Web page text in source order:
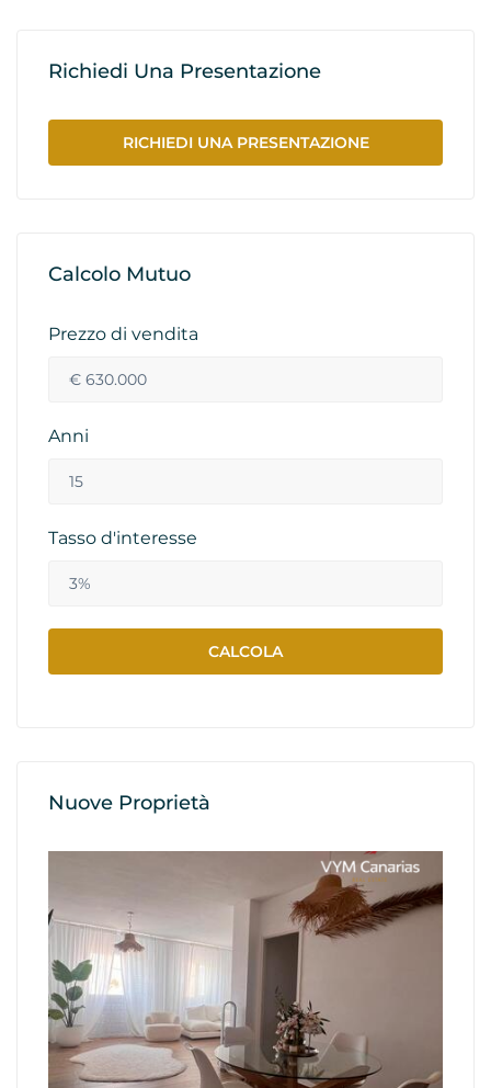
Richiedi Una Presentazione
RICHIEDI UNA PRESENTAZIONE
Calcolo Mutuo
Prezzo di vendita
Anni
Tasso d'interesse
Nuove Proprietà